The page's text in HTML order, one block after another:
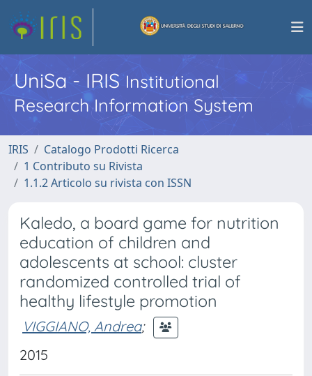
UniSa - IRISInstitutional
Research Information System
IRIS
Catalogo Prodotti Ricerca
1 Contributo su Rivista
1.1.2 Articolo su rivista con ISSN
Kaledo, a board game for nutrition
education of children and
adolescents at school: cluster
randomized controlled trial of
healthy lifestyle promotion
VIGGIANO, Andrea;
2015